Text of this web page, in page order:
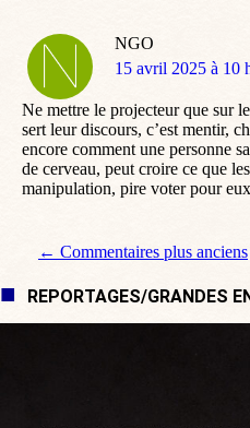
NGO
dit
15 avril 2025 à 10
Ne mettre le projecteur que sur
sert leur discours, c’est mentir,
encore comment une personne
de cerveau, peut croire ce que
manipulation, pire voter pour
Navigation de
← Commentaires plus anciens
REPORTAGES/GRANDES